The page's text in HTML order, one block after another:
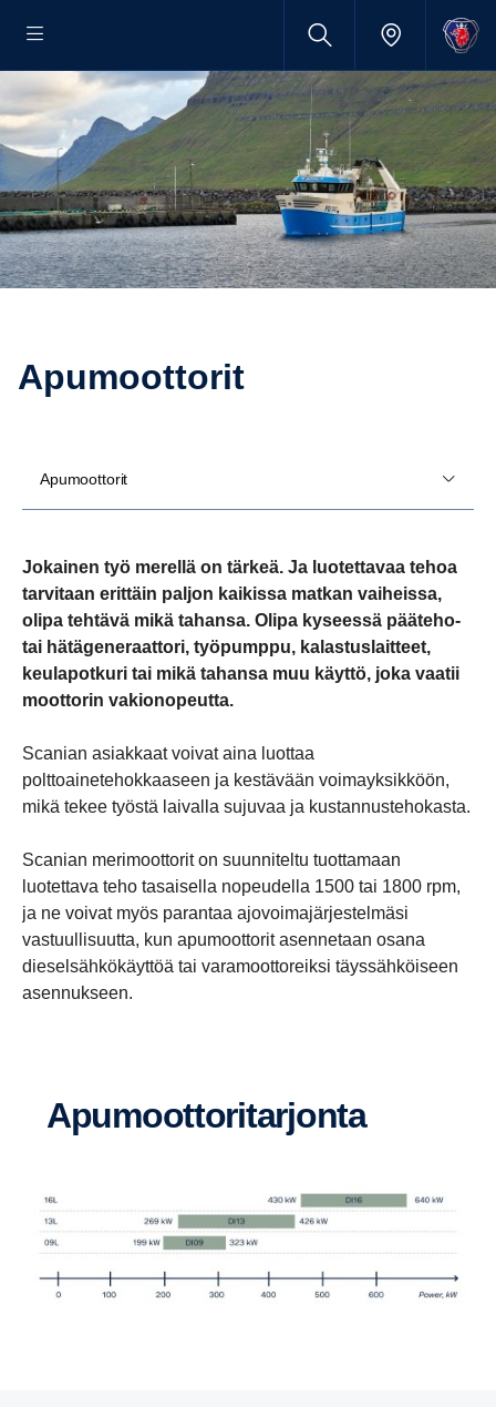
Apumoot­torit
Apumoottorit
Jokainen työ merellä on tärkeä. Ja luotettavaa tehoa
tarvitaan erittäin paljon kaikissa matkan vaiheissa,
olipa tehtävä mikä tahansa. Olipa kyseessä pääteho-
tai hätägeneraattori, työpumppu, kalastuslaitteet,
keulapotkuri tai mikä tahansa muu käyttö, joka vaatii
moottorin vakionopeutta.
Scanian asiakkaat voivat aina luottaa
polttoainetehokkaaseen ja kestävään voimayksikköön,
mikä tekee työstä laivalla sujuvaa ja kustannustehokasta.
Scanian merimoottorit on suunniteltu tuottamaan
luotettava teho tasaisella nopeudella 1500 tai 1800 rpm,
ja ne voivat myös parantaa ajovoimajärjestelmäsi
vastuullisuutta, kun apumoottorit asennetaan osana
dieselsähkökäyttöä tai varamoottoreiksi täyssähköiseen
asennukseen.
Apumoot­to­ri­tar­jonta